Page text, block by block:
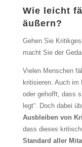
Wie leicht
äußern?
Gehen Sie
macht Sie der
Vielen Menschen
kritisieren. Auch im
oder gehofft, dass
legt“. Doch dabei
Ausbleiben von
dass dieses
Standard aller